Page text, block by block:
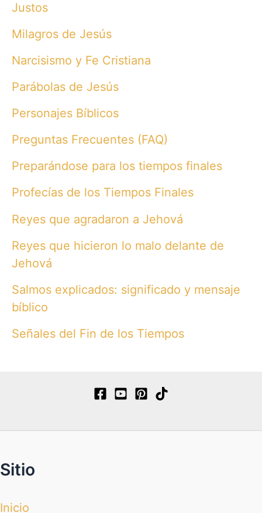
Justos
Milagros de Jesús
Narcisismo y Fe Cristiana
Parábolas de Jesús
Personajes Bíblicos
Preguntas Frecuentes (FAQ)
Preparándose para los tiempos finales
Profecías de los Tiempos Finales
Reyes que agradaron a Jehová
Reyes que hicieron lo malo delante de
Jehová
Salmos explicados: significado y mensaje
bíblico
Señales del Fin de los Tiempos
Sitio
Inicio